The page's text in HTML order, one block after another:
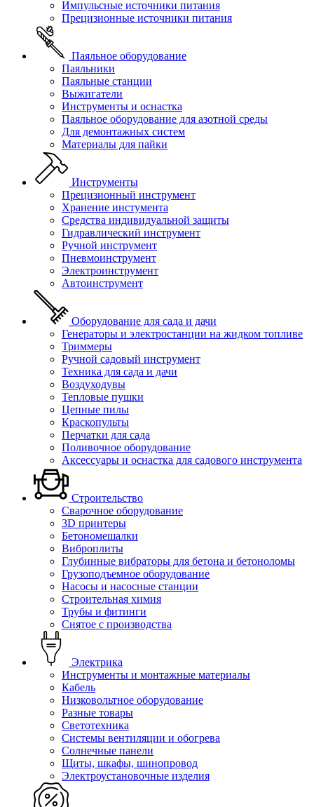
Импульсные источники питания
Прецизионные источники питания
Паяльное оборудование
Паяльники
Паяльные станции
Выжигатели
Инструменты и оснастка
Паяльное оборудование для азотной среды
Для демонтажных систем
Материалы для пайки
Инструменты
Прецизионный инструмент
Хранение инстумента
Средства индивидуальной защиты
Гидравлический инструмент
Ручной инструмент
Пневмоинструмент
Электроинструмент
Автоинструмент
Оборудование для сада и дачи
Генераторы и электростанции на жидком топливе
Триммеры
Ручной садовый инструмент
Техника для сада и дачи
Воздуходувы
Тепловые пушки
Цепные пилы
Краскопульты
Перчатки для сада
Поливочное оборудование
Аксессуары и оснастка для садового инструмента
Строительство
Сварочное оборудование
3D принтеры
Бетономешалки
Виброплиты
Глубинные вибраторы для бетона и бетоноломы
Грузоподъемное оборудование
Насосы и насосные станции
Строительная химия
Трубы и фитинги
Снятое с производства
Электрика
Инструменты и монтажные материалы
Кабель
Низковольтное оборудование
Разные товары
Светотехника
Системы вентиляции и обогрева
Солнечные панели
Щиты, шкафы, шинопровод
Электроустановочные изделия